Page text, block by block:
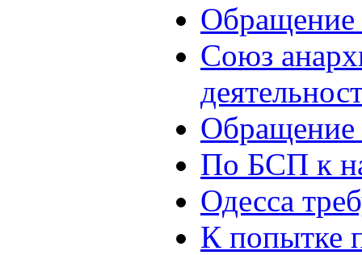
Союз
Обращение
По БСП к
Одесса
К попытке